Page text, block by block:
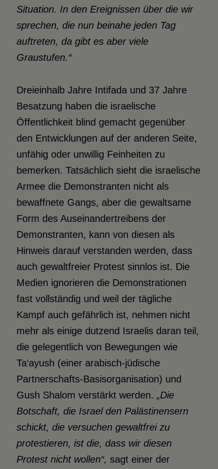
Situation. In den Ereignissen über die wir
sprechen, die nun beinahe jeden Tag
auftreten, da gibt es aber viele
Graustufen.“
Dreieinhalb Jahre Intifada und 37 Jahre
Besatzung haben die israelische
Öffentlichkeit blind gemacht gegenüber
den Entwicklungen auf der anderen Seite,
unfähig oder unwillig Feinheiten zu
bemerken. Tatsächlich sieht die israelische
Armee die Demonstranten nicht als
bewaffnete Gangs, aber die gewaltsame
Form des Auseinandertreibens der
Demonstranten, kann von diesen als
Hinweis darauf verstanden werden, dass
auch gewaltfreier Protest sinnlos ist. Die
Medien ignorieren die Demonstrationen
fast vollständig und weil der tägliche
Kampf auch gefährlich ist, nehmen nicht
mehr als einige dutzend Israelis daran teil,
die gelegentlich von Bewegungen wie
Ta‘ayush (einer arabisch-jüdische
Partnerschafts-Basisorganisation) und
Gush Shalom verstärkt werden. „Die
Botschaft, die Israel den Palästinensern
schickt, die versuchen gewaltfrei zu
protestieren, ist die, dass wir diesen
Protest nicht wollen“, sagt einer der